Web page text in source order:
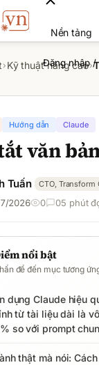
Nền tảng
Đăng nhập /
› Kỹ thuật nâng cao›
Hướng dẫn Claude
văn
Tuấn CTO, Transform
2026 0 05 phút
nổi bật
để đến mục tương
dụng Claude hiệu
từ tài liệu dài là
so với prompt
thật mà nói: